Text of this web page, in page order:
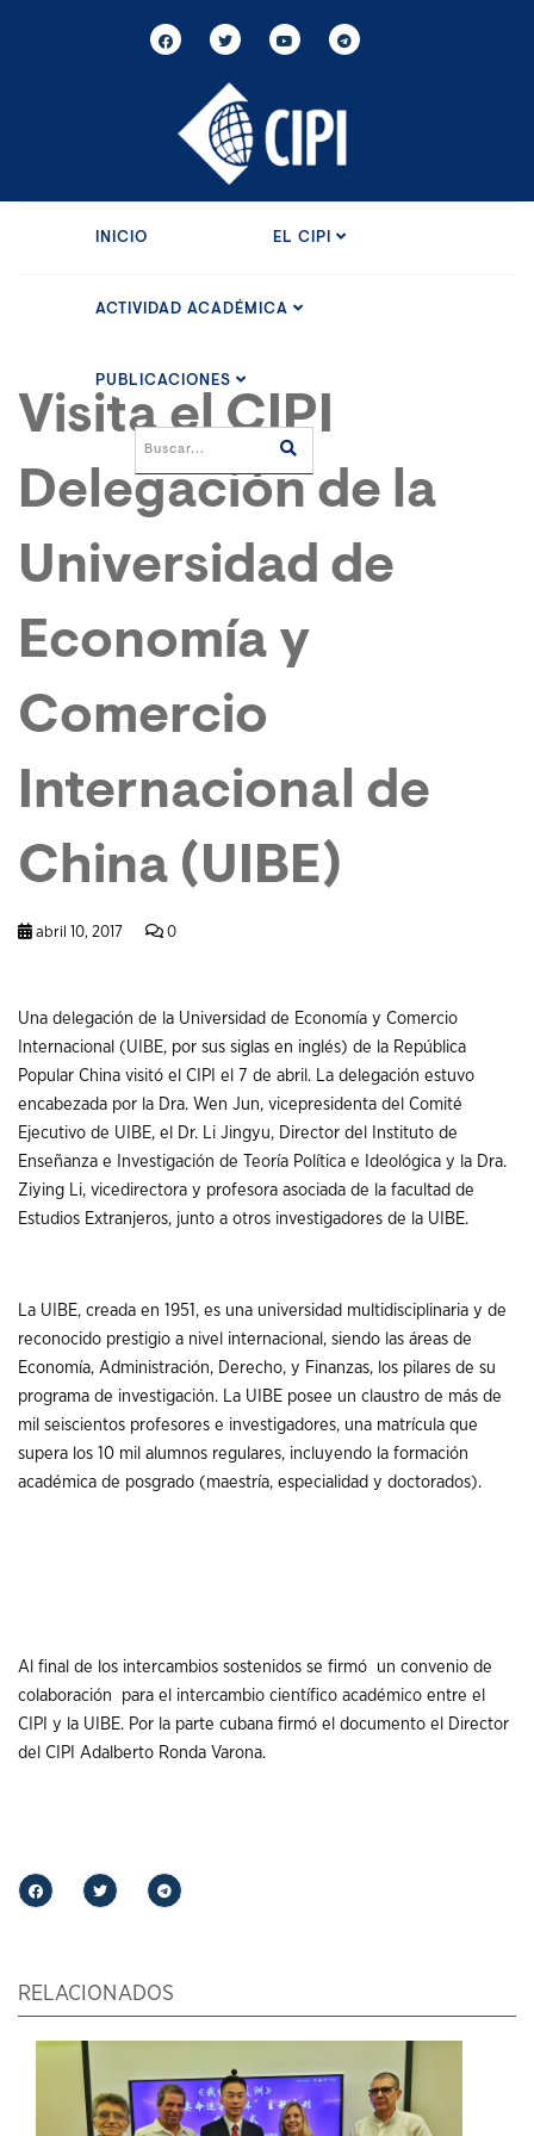
INICIO EL CIPI
ACTIVIDAD ACADÉMICA
PUBLICACIONES
Visita el CIPI
Delegación de la
Universidad de
Economía y
Comercio
Internacional de
China (UIBE)
abril 10, 2017 0
Una delegación de la Universidad de Economía y Comercio
Internacional (UIBE, por sus siglas en inglés) de la República
Popular China visitó el CIPI el 7 de abril. La delegación estuvo
encabezada por la Dra. Wen Jun, vicepresidenta del Comité
Ejecutivo de UIBE, el Dr. Li Jingyu, Director del Instituto de
Enseñanza e Investigación de Teoría Política e Ideológica y la Dra.
Ziying Li, vicedirectora y profesora asociada de la facultad de
Estudios Extranjeros, junto a otros investigadores de la UIBE.
La UIBE, creada en 1951, es una universidad multidisciplinaria y de
reconocido prestigio a nivel internacional, siendo las áreas de
Economía, Administración, Derecho, y Finanzas, los pilares de su
programa de investigación. La UIBE posee un claustro de más de
mil seiscientos profesores e investigadores, una matrícula que
supera los 10 mil alumnos regulares, incluyendo la formación
académica de posgrado (maestría, especialidad y doctorados).
Al final de los intercambios sostenidos se firmó un convenio de
colaboración para el intercambio científico académico entre el
CIPI y la UIBE. Por la parte cubana firmó el documento el Director
del CIPI Adalberto Ronda Varona.
RELACIONADOS